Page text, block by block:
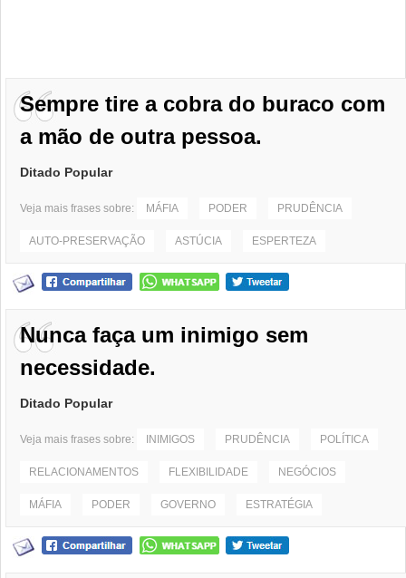
Sempre tire a cobra do buraco com
a mão de outra pessoa.
Ditado Popular
Veja mais frases sobre: MÁFIA PODER PRUDÊNCIA
AUTO-PRESERVAÇÃO ASTÚCIA ESPERTEZA
Nunca faça um inimigo sem
necessidade.
Ditado Popular
Veja mais frases sobre: INIMIGOS PRUDÊNCIA POLÍTICA
RELACIONAMENTOS FLEXIBILIDADE NEGÓCIOS
MÁFIA PODER GOVERNO ESTRATÉGIA